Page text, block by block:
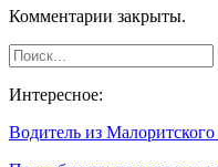
Комментарии закрыты.
Интересное:
Водитель из